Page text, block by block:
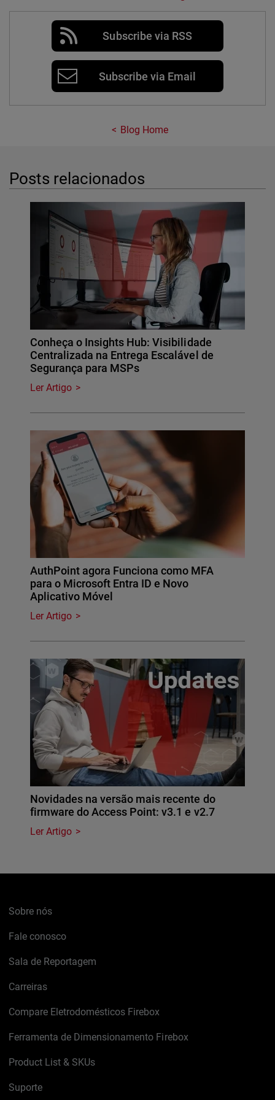
Subscribe via RSS
Subscribe via Email
Blog Home
Posts relacionados
Conheça o Insights Hub: Visibilidade
Centralizada na Entrega Escalável de
Segurança para MSPs
Ler Artigo
AuthPoint agora Funciona como MFA
para o Microsoft Entra ID e Novo
Aplicativo Móvel
Ler Artigo
Novidades na versão mais recente do
firmware do Access Point: v3.1 e v2.7
Ler Artigo
Sobre nós
Fale conosco
Sala de Reportagem
Carreiras
Compare Eletrodomésticos Firebox
Ferramenta de Dimensionamento Firebox
Product List & SKUs
Suporte